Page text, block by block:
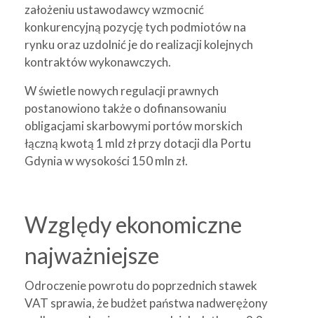
założeniu ustawodawcy wzmocnić
konkurencyjną pozycję tych podmiotów na
rynku oraz uzdolnić je do realizacji kolejnych
kontraktów wykonawczych.
W świetle nowych regulacji prawnych
postanowiono także o dofinansowaniu
obligacjami skarbowymi portów morskich
łączną kwotą 1 mld zł przy dotacji dla Portu
Gdynia w wysokości 150 mln zł.
Względy ekonomiczne
najważniejsze
Odroczenie powrotu do poprzednich stawek
VAT sprawia, że budżet państwa nadwerężony